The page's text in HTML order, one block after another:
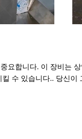
요합니다. 이 장비는
수 있습니다.. 당신이